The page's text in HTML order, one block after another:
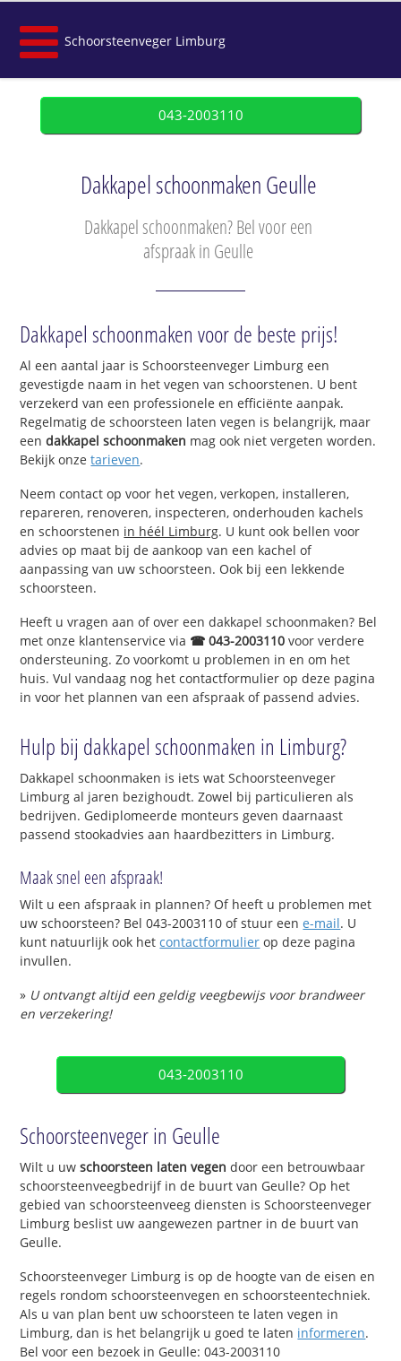
Schoorsteenveger Limburg
043-2003110
Dakkapel schoonmaken Geulle
Dakkapel schoonmaken? Bel voor een
afspraak in Geulle
Dakkapel schoonmaken voor de beste prijs!
Al een aantal jaar is Schoorsteenveger Limburg een
gevestigde naam in het vegen van schoorstenen. U bent
verzekerd van een professionele en efficiënte aanpak.
Regelmatig de schoorsteen laten vegen is belangrijk, maar
eendakkapel schoonmaken mag ook niet vergeten worden.
Bekijk onzetarieven.
Neem contact op voor het vegen, verkopen, installeren,
repareren, renoveren, inspecteren, onderhouden kachels
en schoorstenen in héél Limburg. U kunt ook bellen voor
advies op maat bij de aankoop van een kachel of
aanpassing van uw schoorsteen. Ook bij een lekkende
schoorsteen.
Heeft u vragen aan of over een dakkapel schoonmaken? Bel
met onze klantenservice via ☎ 043-2003110 voor verdere
ondersteuning. Zo voorkomt u problemen in en om het
huis. Vul vandaag nog het contactformulier op deze pagina
in voor het plannen van een afspraak of passend advies.
Hulp bij dakkapel schoonmaken in Limburg?
Dakkapel schoonmaken is iets wat Schoorsteenveger
Limburg al jaren bezighoudt. Zowel bij particulieren als
bedrijven. Gediplomeerde monteurs geven daarnaast
passend stookadvies aan haardbezitters in Limburg.
Maak snel een afspraak!
Wilt u een afspraak in plannen? Of heeft u problemen met
uw schoorsteen? Bel 043-2003110 of stuur eene-mail. U
kunt natuurlijk ook hetcontactformulier op deze pagina
invullen.
» U ontvangt altijd een geldig veegbewijs voor brandweer
en verzekering!
043-2003110
Schoorsteenveger in Geulle
Wilt u uwschoorsteen laten vegen door een betrouwbaar
schoorsteenveegbedrijf in de buurt van Geulle? Op het
gebied van schoorsteenveeg diensten is Schoorsteenveger
Limburg beslist uw aangewezen partner in de buurt van
Geulle.
Schoorsteenveger Limburg is op de hoogte van de eisen en
regels rondom schoorsteenvegen en schoorsteentechniek.
Als u van plan bent uw schoorsteen te laten vegen in
Limburg, dan is het belangrijk u goed te laten informeren.
Bel voor een bezoek in Geulle: 043-2003110